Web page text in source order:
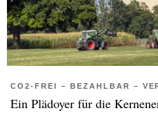
CO2-FREI – BEZAHLBAR –
Ein Plädoyer für die